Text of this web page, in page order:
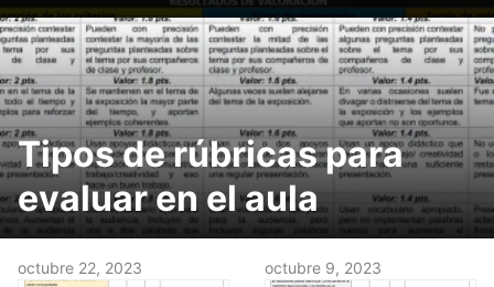
Tipos de rúbricas para
evaluar en el aula
octubre 22, 2023 octubre 9, 2023